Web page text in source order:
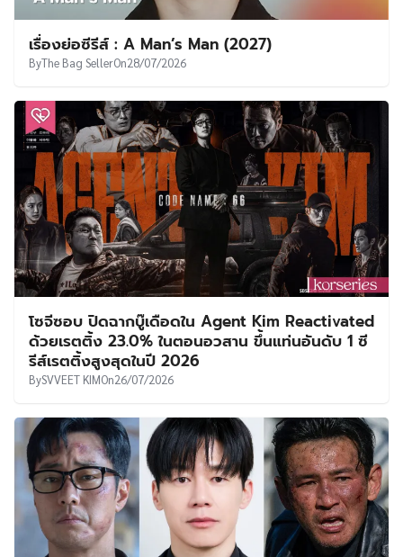
เรื่องย่อซีรีส์ : A Man’s Man (2027)
ByThe Bag SellerOn28/07/2026
โซจีซอบ ปิดฉากบู๊เดือดใน Agent Kim Reactivated
ด้วยเรตติ้ง 23.0% ในตอนอวสาน ขึ้นแท่นอันดับ 1 ซี
รีส์เรตติ้งสูงสุดในปี 2026
BySVVEET KIMOn26/07/2026